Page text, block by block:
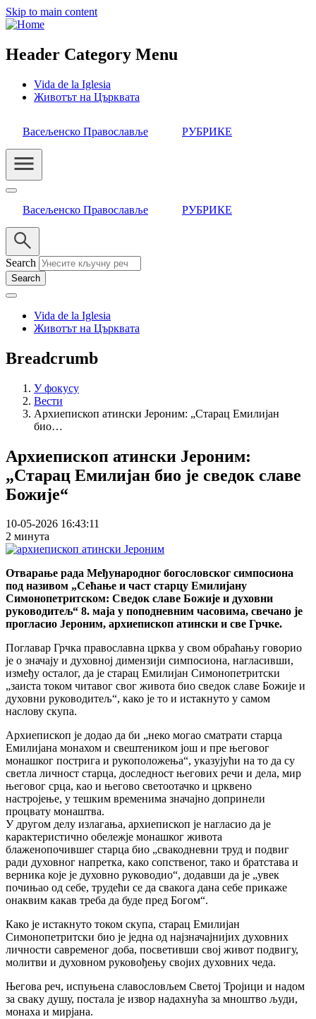
Skip to main content
Header Category Menu
Vida de la Iglesia
Животът на Църквата
Васељенско Православље РУБРИКЕ
Васељенско Православље РУБРИКЕ
Search
Vida de la Iglesia
Животът на Църквата
Breadcrumb
У фокусу
Вести
Архиепископ атински Јероним: „Старац Емилијан
био…
Архиепископ атински Јероним:
„Старац Емилијан био је сведок славе
Божије“
10-05-2026 16:43:11
2 минута
Отварање рада Међународног богословског симпосиона
под називом „Сећање и част старцу Емилијану
Симонопетритском: Сведок славе Божије и духовни
руководитељ“ 8. маја у поподневним часовима, свечано је
прогласио Јероним, архиепископ атински и све Грчке.
Поглавар Грчка православна црква у свом обраћању говорио
је о значају и духовној димензији симпосиона, нагласивши,
између осталог, да је старац Емилијан Симонопетритски
„заиста током читавог свог живота био сведок славе Божије и
духовни руководитељ“, како је то и истакнуто у самом
наслову скупа.
Архиепископ је додао да би „неко могао сматрати старца
Емилијана монахом и свештеником још и пре његовог
монашког пострига и рукоположења“, указујући на то да су
светла личност старца, доследност његових речи и дела, мир
његовог срца, као и његово светоотачко и црквено
настројење, у тешким временима значајно допринели
процвату монаштва.
У другом делу излагања, архиепископ је нагласио да је
карактеристично обележје монашког живота
блаженопочившег старца био „свакодневни труд и подвиг
ради духовног напретка, како сопственог, тако и братстава и
верника које је духовно руководио“, додавши да је „увек
почињао од себе, трудећи се да свакога дана себе прикаже
онаквим какав треба да буде пред Богом“.
Како је истакнуто током скупа, старац Емилијан
Симонопетритски био је једна од најзначајнијих духовних
личности савременог доба, посветивши свој живот подвигу,
молитви и духовном руковођењу својих духовних чеда.
Његова реч, испуњена славословљем Светој Тројици и надом
за сваку душу, постала је извор надахнућа за мноштво људи,
монаха и мирјана.